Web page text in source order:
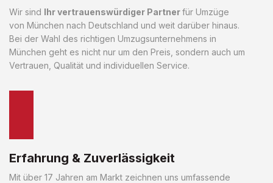
Wir sind Ihr vertrauenswürdiger Partnerfür Umzüge
von München nach Deutschland und weit darüber hinaus.
Bei der Wahl des richtigen Umzugsunternehmens in
München geht es nicht nur um den Preis, sondern auch um
Vertrauen, Qualität und individuellen Service.
Erfahrung & Zuverlässigkeit
Mit über 17 Jahren am Markt zeichnen uns umfassende